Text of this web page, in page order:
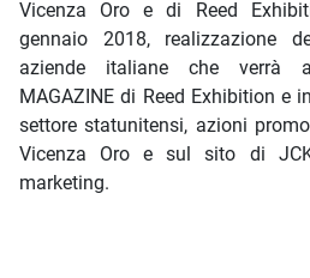
Vicenza Oro e di Reed
gennaio 2018, realizzazione
aziende italiane che verrà
MAGAZINE di Reed Exhibition e
settore statunitensi, azioni
Vicenza Oro e sul sito di
marketing.